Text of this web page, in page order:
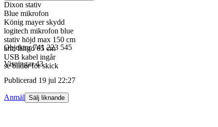
Dixon stativ
Blue mikrofon
König mayer skydd
logitech mikrofon blue
stativ höjd max 150 cm
arm längd 65 cm
USB kabel ingår
se bilder för skick
Objektnr 741 223 545
Visningar 43
Publicerad 19 jul 22:27
Anmäl Sälj liknande